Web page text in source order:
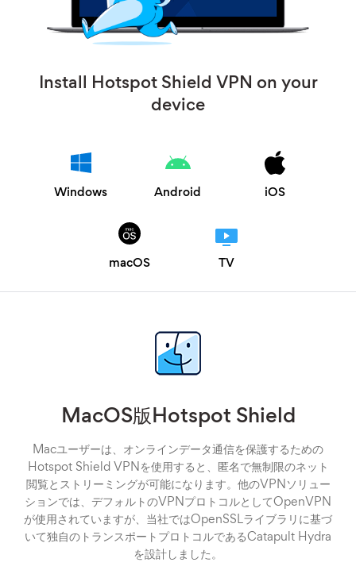
Install Hotspot Shield VPN on your
device
Windows Android iOS
macOS TV
MacOS版Hotspot Shield
Macユーザーは、オンラインデータ通信を保護するための
Hotspot Shield VPNを使用すると、匿名で無制限のネット
閲覧とストリーミングが可能になります。他のVPNソリュー
ションでは、デフォルトのVPNプロトコルとしてOpenVPN
が使用されていますが、当社ではOpenSSLライブラリに基づ
いて独自のトランスポートプロトコルであるCatapult Hydra
を設計しました。